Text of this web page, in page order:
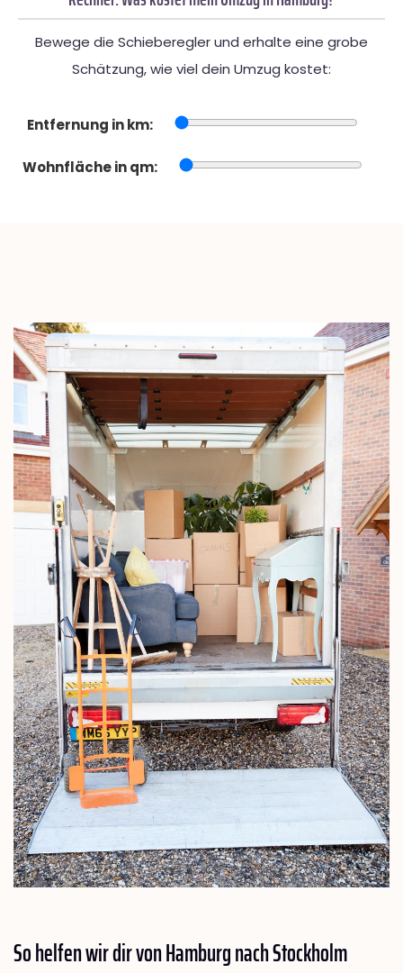
Bewege die Schieberegler und erhalte eine grobe
Schätzung, wie viel dein Umzug kostet:
Entfernung in km:
Wohnfläche in qm:
So helfen wir dir von Hamburg nachStockholm